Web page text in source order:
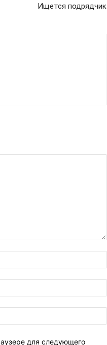
Ищется подрядчик
для следующего